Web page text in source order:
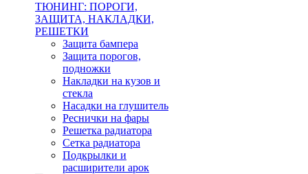
ТЮНИНГ: ПОРОГИ,
ЗАЩИТА, НАКЛАДКИ,
РЕШЕТКИ
Защита бампера
Защита порогов,
подножки
Накладки на кузов и
стекла
Насадки на глушитель
Реснички на фары
Решетка радиатора
Сетка радиатора
Подкрылки и
расширители арок